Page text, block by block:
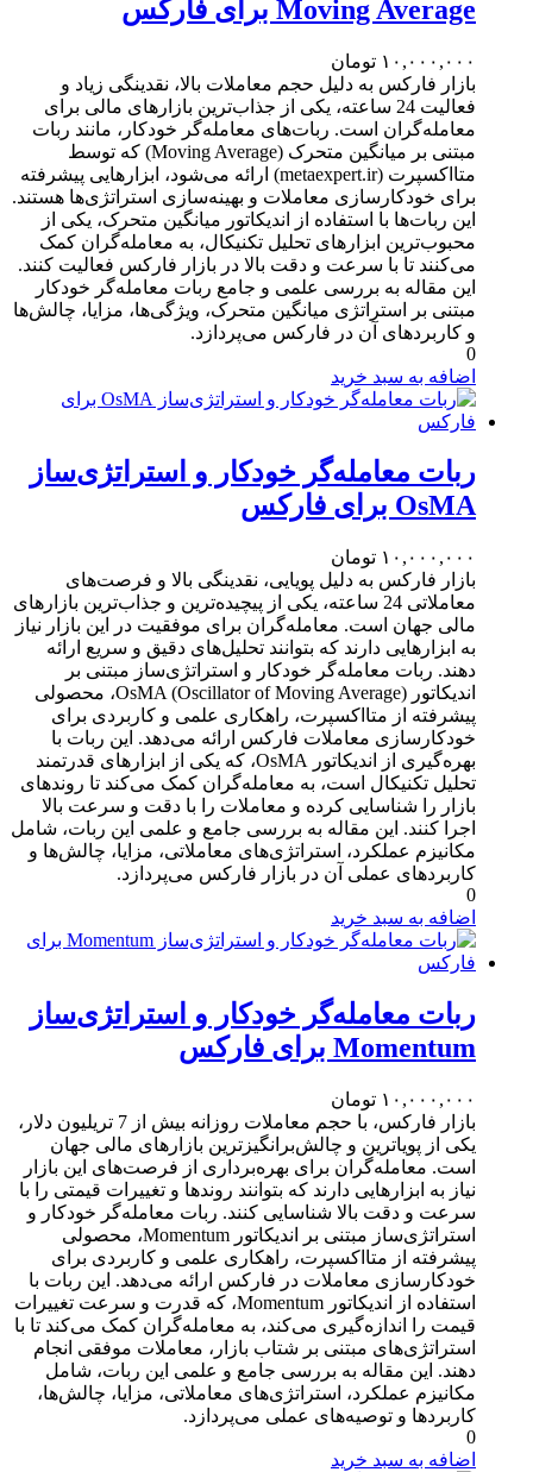
Moving Average برای فارکس
۱۰,۰۰۰,۰۰۰ تومان
بازار فارکس به دلیل حجم معاملات بالا، نقدینگی زیاد و
فعالیت 24 ساعته، یکی از جذاب‌ترین بازارهای مالی برای
معامله‌گران است. ربات‌های معامله‌گر خودکار، مانند ربات
مبتنی بر میانگین متحرک (Moving Average) که توسط
متااکسپرت (metaexpert.ir) ارائه می‌شود، ابزارهایی پیشرفته
برای خودکارسازی معاملات و بهینه‌سازی استراتژی‌ها هستند.
این ربات‌ها با استفاده از اندیکاتور میانگین متحرک، یکی از
محبوب‌ترین ابزارهای تحلیل تکنیکال، به معامله‌گران کمک
می‌کنند تا با سرعت و دقت بالا در بازار فارکس فعالیت کنند.
این مقاله به بررسی علمی و جامع ربات معامله‌گر خودکار
مبتنی بر استراتژی میانگین متحرک، ویژگی‌ها، مزایا، چالش‌ها
و کاربردهای آن در فارکس می‌پردازد.
0
اضافه به سبد خرید
ربات معامله‌گر خودکار و استراتژی‌ساز
OsMA برای فارکس
۱۰,۰۰۰,۰۰۰ تومان
بازار فارکس به دلیل پویایی، نقدینگی بالا و فرصت‌های
معاملاتی 24 ساعته، یکی از پیچیده‌ترین و جذاب‌ترین بازارهای
مالی جهان است. معامله‌گران برای موفقیت در این بازار نیاز
به ابزارهایی دارند که بتوانند تحلیل‌های دقیق و سریع ارائه
دهند. ربات معامله‌گر خودکار و استراتژی‌ساز مبتنی بر
اندیکاتور OsMA (Oscillator of Moving Average)، محصولی
پیشرفته از متااکسپرت، راهکاری علمی و کاربردی برای
خودکارسازی معاملات فارکس ارائه می‌دهد. این ربات با
بهره‌گیری از اندیکاتور OsMA، که یکی از ابزارهای قدرتمند
تحلیل تکنیکال است، به معامله‌گران کمک می‌کند تا روندهای
بازار را شناسایی کرده و معاملات را با دقت و سرعت بالا
اجرا کنند. این مقاله به بررسی جامع و علمی این ربات، شامل
مکانیزم عملکرد، استراتژی‌های معاملاتی، مزایا، چالش‌ها و
کاربردهای عملی آن در بازار فارکس می‌پردازد.
0
اضافه به سبد خرید
ربات معامله‌گر خودکار و استراتژی‌ساز
Momentum برای فارکس
۱۰,۰۰۰,۰۰۰ تومان
بازار فارکس، با حجم معاملات روزانه بیش از 7 تریلیون دلار،
یکی از پویاترین و چالش‌برانگیزترین بازارهای مالی جهان
است. معامله‌گران برای بهره‌برداری از فرصت‌های این بازار
نیاز به ابزارهایی دارند که بتوانند روندها و تغییرات قیمتی را با
سرعت و دقت بالا شناسایی کنند. ربات معامله‌گر خودکار و
استراتژی‌ساز مبتنی بر اندیکاتور Momentum، محصولی
پیشرفته از متااکسپرت، راهکاری علمی و کاربردی برای
خودکارسازی معاملات در فارکس ارائه می‌دهد. این ربات با
استفاده از اندیکاتور Momentum، که قدرت و سرعت تغییرات
قیمت را اندازه‌گیری می‌کند، به معامله‌گران کمک می‌کند تا با
استراتژی‌های مبتنی بر شتاب بازار، معاملات موفقی انجام
دهند. این مقاله به بررسی جامع و علمی این ربات، شامل
مکانیزم عملکرد، استراتژی‌های معاملاتی، مزایا، چالش‌ها،
کاربردها و توصیه‌های عملی می‌پردازد.
0
اضافه به سبد خرید